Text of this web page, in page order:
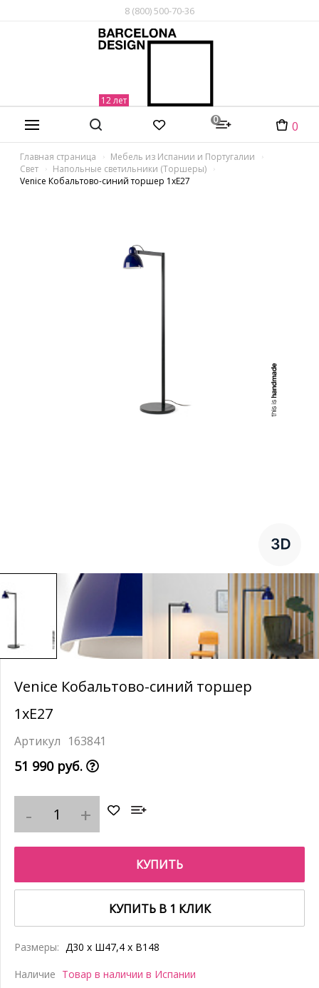
8 (800) 500-70-36
0 0
Главная страница
Мебель из Испании и Португалии
Свет
Напольные светильники (Торшеры)
Venice Кобальтово-синий торшер 1xE27
Venice Кобальтово-синий торшер
1xE27
163841
51 990 руб.
КУПИТЬ
КУПИТЬ В 1 КЛИК
Размеры: Д30 x Ш47,4 x В148
Наличие Товар в наличии в Испании